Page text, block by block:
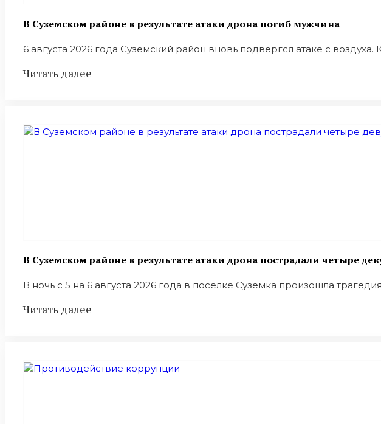
В Суземском районе в результате атаки дрона погиб мужчина
6 августа 2026 года Суземский район вновь подвергся атаке с воздуха.
Читать далее
В Суземском районе в результате атаки дрона пострадали четыре
В ночь с 5 на 6 августа 2026 года в поселке Суземка произошла
Читать далее